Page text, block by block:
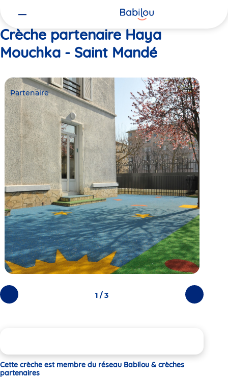
Crèche partenaire Haya
Mouchka - Saint Mandé
Photos
précédentes
Photos
suivantes
Partenaire
1 / 3
Cette crèche est membre du réseau Babilou & crèches
partenaires